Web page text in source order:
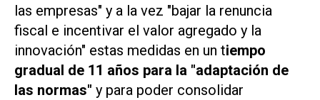
las empresas" y a la vez "bajar la renuncia
fiscal e incentivar el valor agregado y la
innovación" estas medidas en un tiempo
gradual de 11 años para la "adaptación de
las normas" y para poder consolidar